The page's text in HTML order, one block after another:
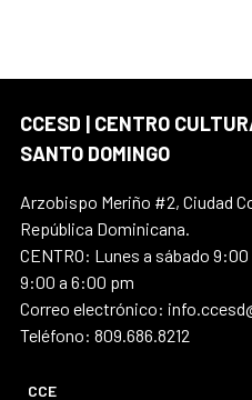
CCESD | CENTRO
SANTO DOMINGO
Arzobispo Meriño #2, Ciudad
República Dominicana.
CENTRO: Lunes a sábado
9:00 a 6:00 pm
Correo electrónico:
Teléfono: 809.686.8212
CCE